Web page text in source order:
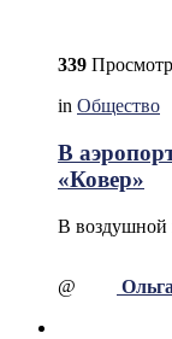
339
in Общество
В
«Ковер»
В воздушной
@